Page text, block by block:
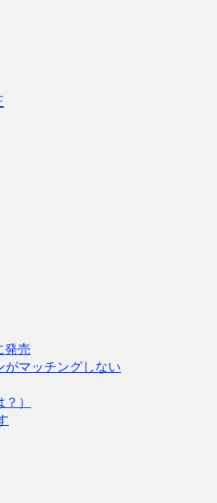
発売
がマッチングしない
）